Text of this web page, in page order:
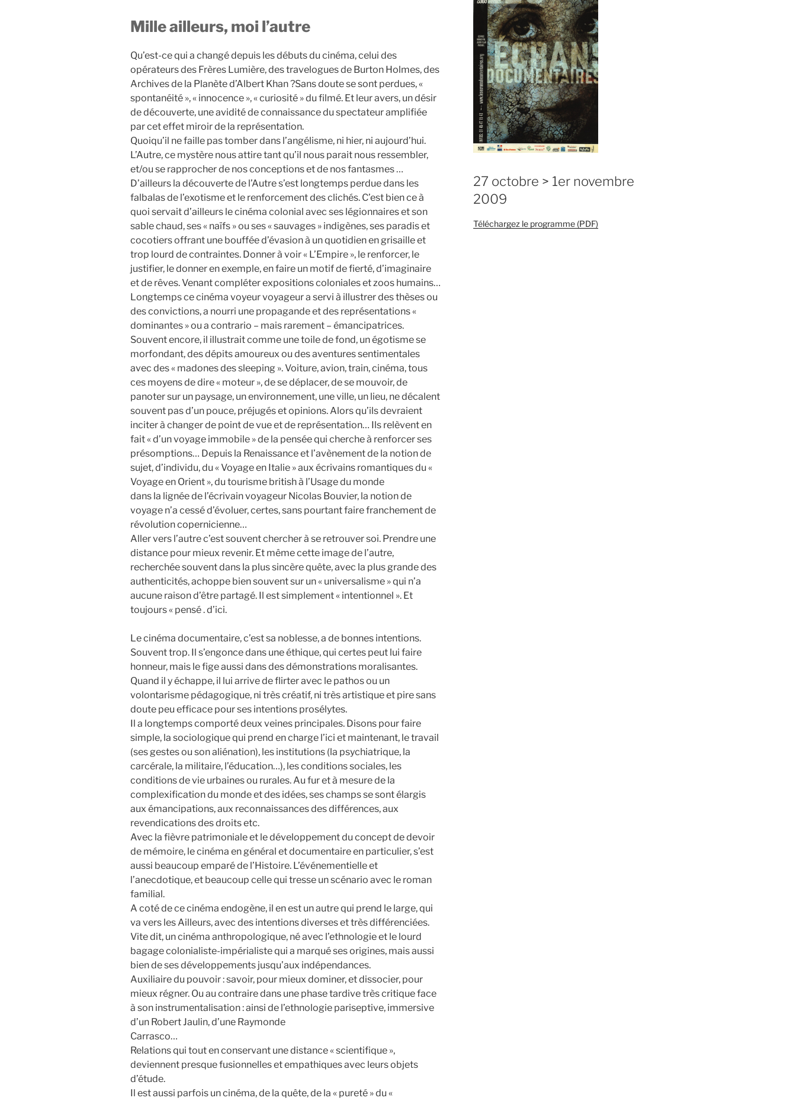
Mille ailleurs, moi l’autre
Qu’est-ce qui a changé depuis les débuts du cinéma, celui des
opérateurs des Frères Lumière, des travelogues de Burton Holmes, des
Archives de la Planète d’Albert Khan ?Sans doute se sont perdues, «
spontanéité », « innocence », « curiosité » du filmé. Et leur avers, un désir
de découverte, une avidité de connaissance du spectateur amplifiée
par cet effet miroir de la représentation.
Quoiqu’il ne faille pas tomber dans l’angélisme, ni hier, ni aujourd’hui.
L’Autre, ce mystère nous attire tant qu’il nous parait nous ressembler,
et/ou se rapprocher de nos conceptions et de nos fantasmes …
D’ailleurs la découverte de l’Autre s’est longtemps perdue dans les
falbalas de l’exotisme et le renforcement des clichés. C’est bien ce à
quoi servait d’ailleurs le cinéma colonial avec ses légionnaires et son
sable chaud, ses « naïfs » ou ses « sauvages » indigènes, ses paradis et
cocotiers offrant une bouffée d’évasion à un quotidien en grisaille et
trop lourd de contraintes. Donner à voir « L’Empire », le renforcer, le
justifier, le donner en exemple, en faire un motif de fierté, d’imaginaire
et de rêves. Venant compléter expositions coloniales et zoos humains…
Longtemps ce cinéma voyeur voyageur a servi à illustrer des thèses ou
des convictions, a nourri une propagande et des représentations «
dominantes » ou a contrario – mais rarement – émancipatrices.
Souvent encore, il illustrait comme une toile de fond, un égotisme se
morfondant, des dépits amoureux ou des aventures sentimentales
avec des « madones des sleeping ». Voiture, avion, train, cinéma, tous
ces moyens de dire « moteur », de se déplacer, de se mouvoir, de
panoter sur un paysage, un environnement, une ville, un lieu, ne décalent
souvent pas d’un pouce, préjugés et opinions. Alors qu’ils devraient
inciter à changer de point de vue et de représentation… Ils relèvent en
fait « d’un voyage immobile » de la pensée qui cherche à renforcer ses
présomptions… Depuis la Renaissance et l’avènement de la notion de
sujet, d’individu, du « Voyage en Italie » aux écrivains romantiques du «
Voyage en Orient », du tourisme british à l’Usage du monde
dans la lignée de l’écrivain voyageur Nicolas Bouvier, la notion de
voyage n’a cessé d’évoluer, certes, sans pourtant faire franchement de
révolution copernicienne…
Aller vers l’autre c’est souvent chercher à se retrouver soi. Prendre une
distance pour mieux revenir. Et même cette image de l’autre,
recherchée souvent dans la plus sincère quête, avec la plus grande des
authenticités, achoppe bien souvent sur un « universalisme » qui n’a
aucune raison d’être partagé. Il est simplement « intentionnel ». Et
toujours « pensé . d’ici.
Le cinéma documentaire, c’est sa noblesse, a de bonnes intentions.
Souvent trop. Il s’engonce dans une éthique, qui certes peut lui faire
honneur, mais le fige aussi dans des démonstrations moralisantes.
Quand il y échappe, il lui arrive de flirter avec le pathos ou un
volontarisme pédagogique, ni très créatif, ni très artistique et pire sans
doute peu efficace pour ses intentions prosélytes.
Il a longtemps comporté deux veines principales. Disons pour faire
simple, la sociologique qui prend en charge l’ici et maintenant, le travail
(ses gestes ou son aliénation), les institutions (la psychiatrique, la
carcérale, la militaire, l’éducation…), les conditions sociales, les
conditions de vie urbaines ou rurales. Au fur et à mesure de la
complexification du monde et des idées, ses champs se sont élargis
aux émancipations, aux reconnaissances des différences, aux
revendications des droits etc.
Avec la fièvre patrimoniale et le développement du concept de devoir
de mémoire, le cinéma en général et documentaire en particulier, s’est
aussi beaucoup emparé de l’Histoire. L’événementielle et
l’anecdotique, et beaucoup celle qui tresse un scénario avec le roman
familial.
A coté de ce cinéma endogène, il en est un autre qui prend le large, qui
va vers les Ailleurs, avec des intentions diverses et très différenciées.
Vite dit, un cinéma anthropologique, né avec l’ethnologie et le lourd
bagage colonialiste-impérialiste qui a marqué ses origines, mais aussi
bien de ses développements jusqu’aux indépendances.
Auxiliaire du pouvoir : savoir, pour mieux dominer, et dissocier, pour
mieux régner. Ou au contraire dans une phase tardive très critique face
à son instrumentalisation : ainsi de l’ethnologie pariseptive, immersive
d’un Robert Jaulin, d’une Raymonde
Carrasco…
Relations qui tout en conservant une distance « scientifique »,
deviennent presque fusionnelles et empathiques avec leurs objets
d’étude.
Il est aussi parfois un cinéma, de la quête, de la « pureté » du «
27 octobre > 1er novembre
2009
Téléchargez le programme (PDF)